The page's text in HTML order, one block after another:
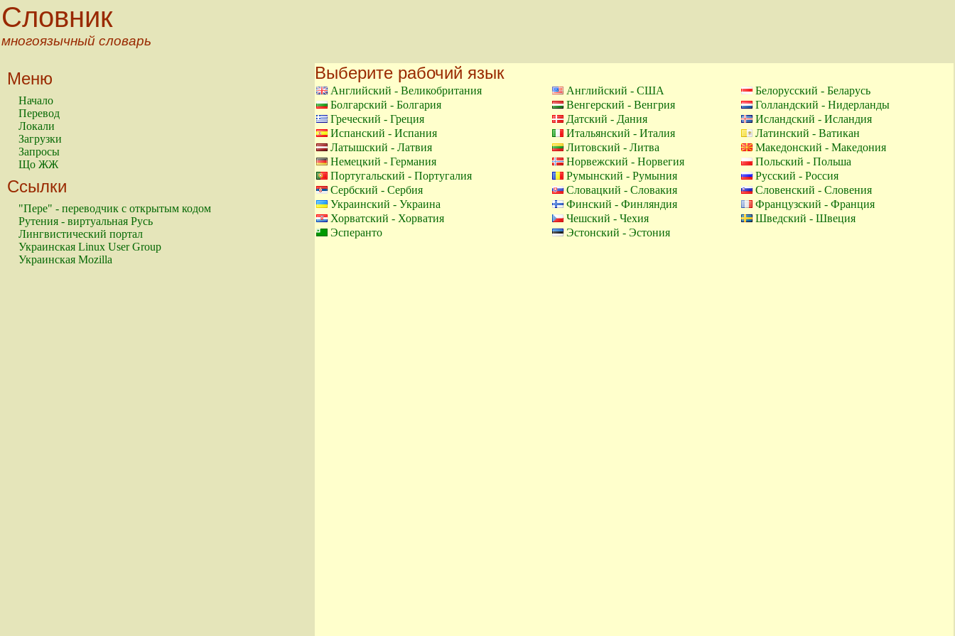
Словник
многоязычный словарь
Меню
Начало
Перевод
Локали
Загрузки
Запросы
Що ЖЖ
Ссылки
"Пере" - переводчик с открытым кодом
Рутения - виртуальная Русь
Лингвистический портал
Украинская Linux User Group
Украинская Mozilla
Выберите рабочий язык
Английский - Великобритания Английский - США
Белорусский - Беларусь
Болгарский - Болгария
Венгерский - Венгрия
Голландский - Нидерланды
Греческий - Греция
Датский - Дания
Исландский - Исландия
Испанский - Испания
Итальянский - Италия
Латинский - Ватикан
Латышский - Латвия
Литовский - Литва
Македонский - Македония
Немецкий - Германия
Норвежский - Норвегия
Польский - Польша
Португальский - Португалия
Румынский - Румыния
Русский - Россия
Сербский - Сербия
Словацкий - Словакия
Словенский - Словения
Украинский - Украина
Финский - Финляндия
Французский - Франция
Хорватский - Хорватия
Чешский - Чехия
Шведский - Швеция
Эсперанто
Эстонский - Эстония